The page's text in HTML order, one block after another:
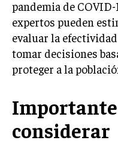
pandemia de
expertos pueden
evaluar la
tomar decisiones
proteger a la
considerar